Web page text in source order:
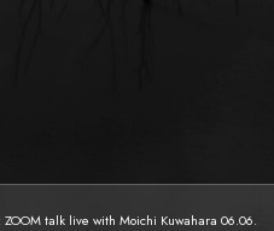
talk live with Moichi Kuwahara 06.06.